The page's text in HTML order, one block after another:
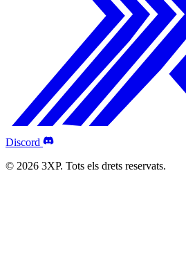
Discord
© 2026 3XP. Tots els drets reservats.